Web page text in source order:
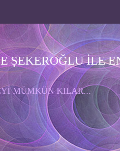
ŞEKEROĞLU İLE
MÜMKÜN KILAR...